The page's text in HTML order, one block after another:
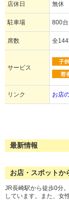
店休日 無休
駐車場 800
席数 全
サービス
リンク お店
最新情報
お店・スポットか
JR長崎駅から徒歩0分
しています。また、女